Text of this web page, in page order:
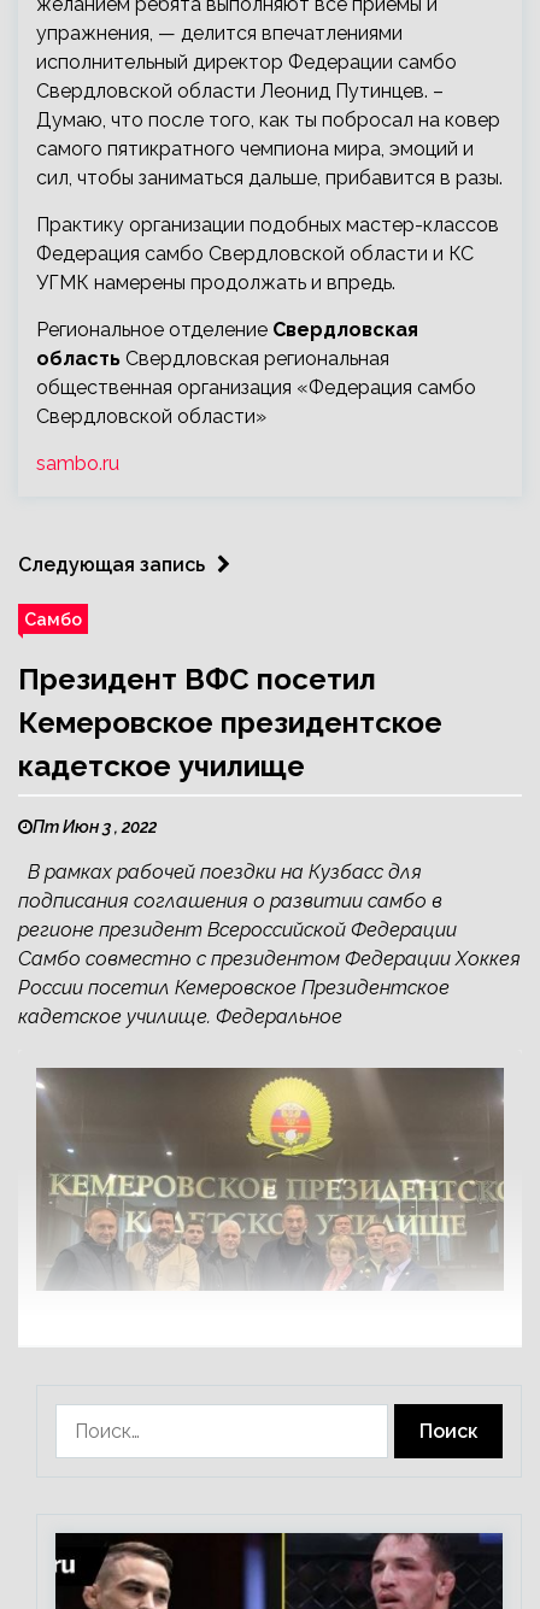
упражнения, — делится впечатлениями
исполнительный директор Федерации самбо
Свердловской области Леонид Путинцев. –
Думаю, что после того, как ты побросал на ковер
самого пятикратного чемпиона мира, эмоций и
сил, чтобы заниматься дальше, прибавится в разы.
Практику организации подобных мастер-классов
Федерация самбо Свердловской области и КС
УГМК намерены продолжать и впредь.
Региональное отделение Свердловская
область Свердловская региональная
общественная организация «Федерация самбо
Свердловской области»
sambo.ru
Следующая запись
Самбо
Президент ВФС посетил
Кемеровское президентское
кадетское училище
Пт Июн 3 , 2022
В рамках рабочей поездки на Кузбасс для
подписания соглашения о развитии самбо в
регионе президент Всероссийской Федерации
Самбо совместно с президентом Федерации Хоккея
России посетил Кемеровское Президентское
кадетское училище. Федеральное